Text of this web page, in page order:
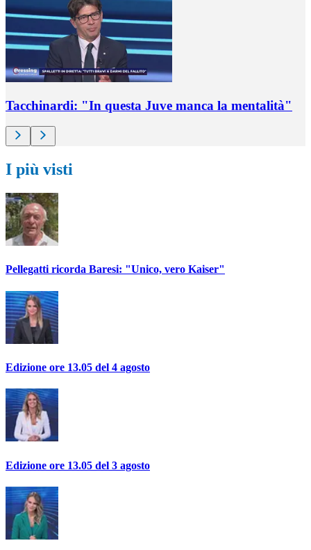
Tacchinardi: "In questa Juve manca la mentalità"
I più visti
Pellegatti ricorda Baresi: "Unico, vero Kaiser"
Edizione ore 13.05 del 4 agosto
Edizione ore 13.05 del 3 agosto